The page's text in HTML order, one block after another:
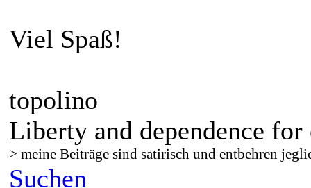
Viel Spaß!
topolino
Liberty and dependence for
> meine Beiträge sind satirisch und entbehren
Suchen